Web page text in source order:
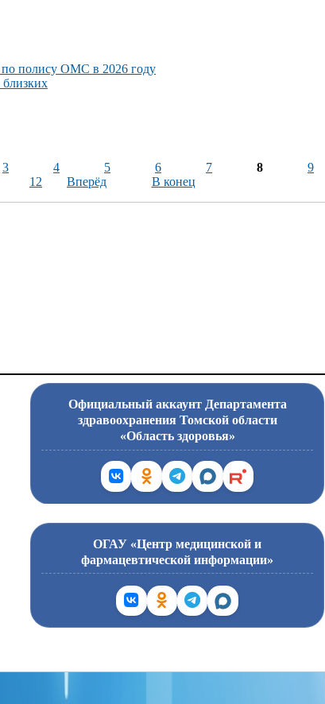
по полису ОМС в 2026 году
3 4 5 6 7 8 9
12
Вперёд В конец
Официальный аккаунт Департамента
здравоохранения Томской области
«Область здоровья»
ОГАУ «Центр медицинской и
фармацевтической информации»